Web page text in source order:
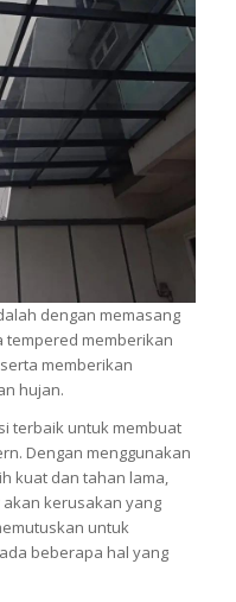
dengan memasang
tempered memberikan
memberikan
hujan.
terbaik untuk membuat
Dengan menggunakan
kuat dan tahan lama,
kerusakan yang
untuk
beberapa hal yang